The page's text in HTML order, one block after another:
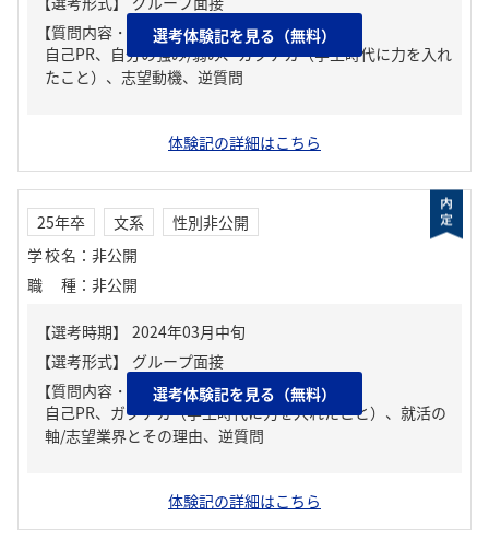
【質問内容・課題】
自己PR、自分の強み/弱み、ガクチカ（学生時代に力を入れ
たこと）、志望動機、逆質問
選考体験記を見る（無料）
体験記の詳細はこちら
25年卒 文系
性別非公開
学校名 ： 非公開
職種 ： 非公開
【質問内容・課題】
自己PR、ガクチカ（学生時代に力を入れたこと）、就活の
軸/志望業界とその理由、逆質問
選考体験記を見る（無料）
体験記の詳細はこちら